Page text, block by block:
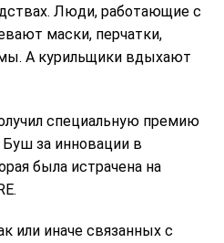
Люди, работающие с
маски, перчатки,
А курильщики вдыхают
специальную премию
за инновации в
была истрачена на
или иначе связанных с